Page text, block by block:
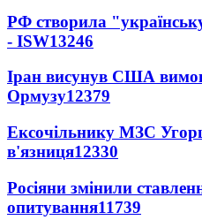
РФ створила
- ISW13246
Іран висунув США
Ормузу12379
Ексочільнику МЗС
в'язниця12330
Росіяни змінили
опитування11739